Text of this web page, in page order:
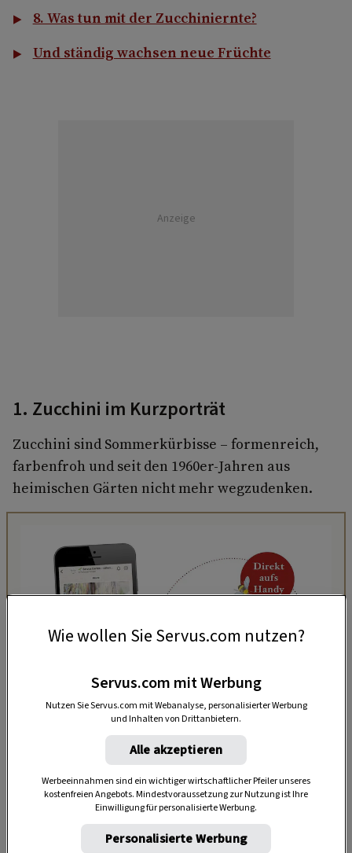
8. Was tun mit der Zucchiniernte?
Und ständig wachsen neue Früchte
Anzeige
1. Zucchini im Kurzporträt
Zucchini sind Sommerkürbisse – formenreich,
farbenfroh und seit den 1960er-Jahren aus
heimischen Gärten nicht mehr wegzudenken.
„Servus Garten“ auf WhatsApp
Nutzen Sie WhatsApp auf Ihrem Handy und lieben es, auf
dem Balkon, der Terrasse oder im Garten zu werkeln? In
unserem kostenlosen WhatsApp-Kanal finden Sie täglich
Tipps und Tricks für Garten, Terrasse, Balkon- und
Zimmerpflanzen.
Wie wollen Sie Servus.com nutzen?
Servus.com mit Werbung
Nutzen Sie Servus.com mit Webanalyse, personalisierter Werbung
und Inhalten von Drittanbietern.
Alle akzeptieren
Werbeeinnahmen sind ein wichtiger wirtschaftlicher Pfeiler unseres
kostenfreien Angebots. Mindestvoraussetzung zur Nutzung ist Ihre
Einwilligung für personalisierte Werbung.
Personalisierte Werbung